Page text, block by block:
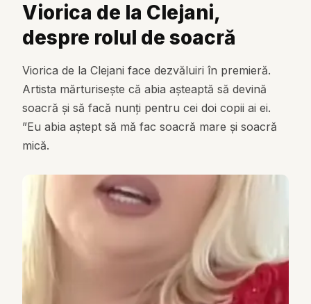
Viorica de la Clejani,
despre rolul de soacră
Viorica de la Clejani face dezvăluiri în premieră.
Artista mărturisește că abia așteaptă să devină
soacră și să facă nunți pentru cei doi copii ai ei.
”Eu abia aștept să mă fac soacră mare și soacră
mică.